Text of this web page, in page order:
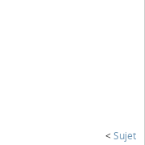
< Sujet